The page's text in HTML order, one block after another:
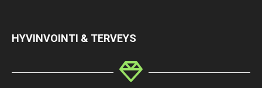
HYVINVOINTI & TERVEYS